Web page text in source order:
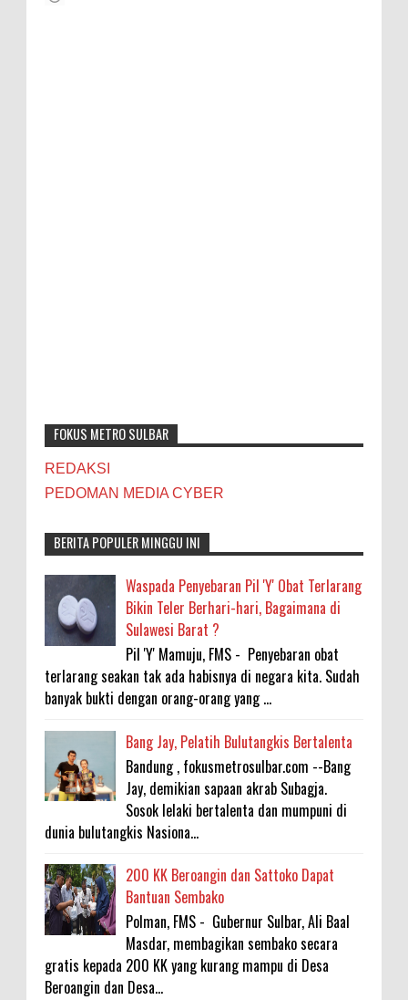
FOKUS METRO SULBAR
REDAKSI
PEDOMAN MEDIA CYBER
BERITA POPULER MINGGU INI
Waspada Penyebaran Pil 'Y' Obat Terlarang
Bikin Teler Berhari-hari, Bagaimana di
Sulawesi Barat ?
Pil 'Y' Mamuju, FMS - Penyebaran obat
terlarang seakan tak ada habisnya di negara kita. Sudah
banyak bukti dengan orang-orang yang ...
Bang Jay, Pelatih Bulutangkis Bertalenta
Bandung , fokusmetrosulbar.com --Bang
Jay, demikian sapaan akrab Subagja.
Sosok lelaki bertalenta dan mumpuni di
dunia bulutangkis Nasiona...
200 KK Beroangin dan Sattoko Dapat
Bantuan Sembako
Polman, FMS - Gubernur Sulbar, Ali Baal
Masdar, membagikan sembako secara
gratis kepada 200 KK yang kurang mampu di Desa
Beroangin dan Desa...